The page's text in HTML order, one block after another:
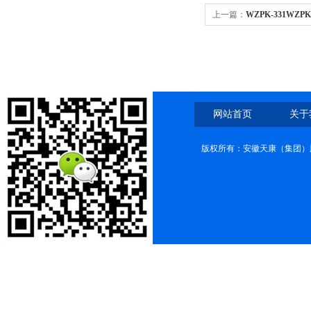
上一篇： WZPK-
网站首页 关
版权所有：安徽天康（集团